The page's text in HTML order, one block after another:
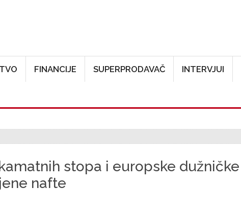
FINANCIJE SUPERPRODAVAČ INTERVJUI
stopa i europske dužničke
nafte